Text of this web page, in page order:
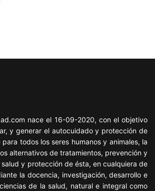
nace el 16-09-2020, con el objetivo
y generar el autocuidado y protección de
todos los seres humanos y animales, la
alternativos de tratamientos, prevención y
y protección de ésta, en cualquiera de
la docencia, investigación, desarrollo e
de la salud, natural e integral como